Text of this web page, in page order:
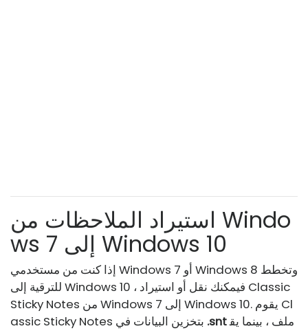
استيراد الملاحظات من Windo
ws 7 إلى Windows 10
إذا كنت من مستخدمي Windows 7 أو Windows 8 وتخطط
للترقية إلى Windows 10 ، فيمكنك نقل أو استيراد Classic
Sticky Notes من Windows 7 إلى Windows 10. يقوم Cl
.sntملف ، بينما يق